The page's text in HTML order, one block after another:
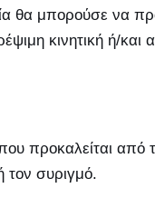
θα μπορούσε να
κινητική ή/και
προκαλείται από
τον συριγμό.